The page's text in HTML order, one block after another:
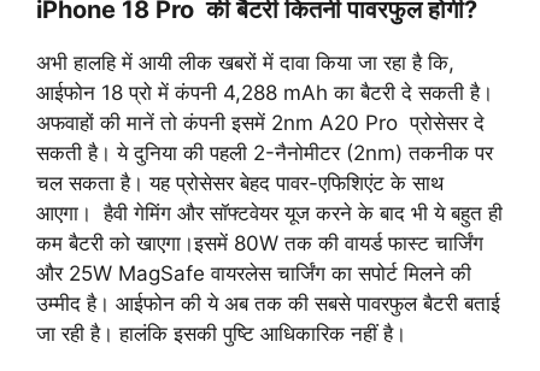
iPhone 18 Pro की बैटरी कितनी पावरफुल होगी?
अभी हालहि में आयी लीक खबरों में दावा किया जा रहा है कि,
आईफोन 18 प्रो में कंपनी 4,288 mAh का बैटरी दे सकती है।
अफवाहों की मानें तो कंपनी इसमें 2nm A20 Pro प्रोसेसर दे
सकती है। ये दुनिया की पहली 2-नैनोमीटर (2nm) तकनीक पर
चल सकता है। यह प्रोसेसर बेहद पावर-एफिशिएंट के साथ
आएगा। हैवी गेमिंग और सॉफ्टवेयर यूज करने के बाद भी ये बहुत ही
कम बैटरी को खाएगा।इसमें 80W तक की वायर्ड फास्ट चार्जिंग
और 25W MagSafe वायरलेस चार्जिंग का सपोर्ट मिलने की
उम्मीद है। आईफोन की ये अब तक की सबसे पावरफुल बैटरी बताई
जा रही है। हालंकि इसकी पुष्टि आधिकारिक नहीं है।